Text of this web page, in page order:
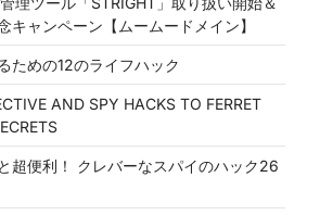
キャンペーン【ムームードメイン】
ための12のライフハック
AND SPY HACKS TO FERRET
超便利！ クレバーなスパイのハック26